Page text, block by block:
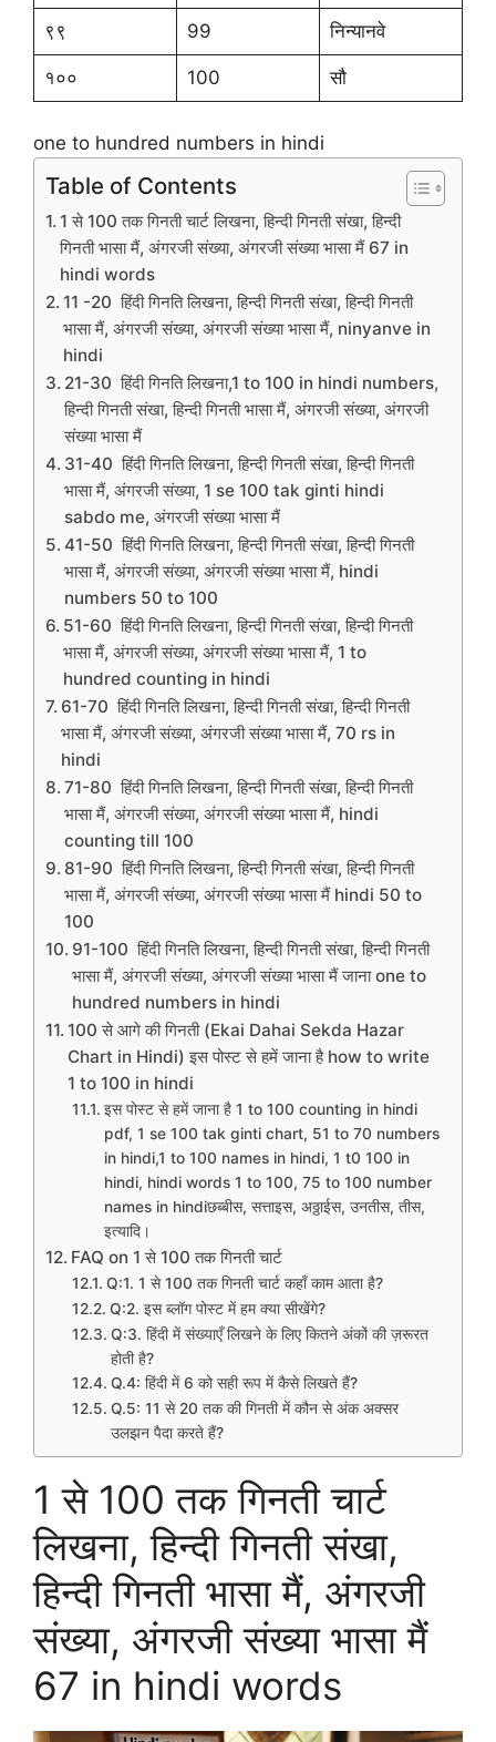
९९ 99 निन्यानवे
१०० 100 सौ
one to hundred numbers in hindi
Table of Contents
1 से 100 तक गिनती चार्ट लिखना, हिन्दी गिनती संखा, हिन्दी
गिनती भासा मैं, अंगरजी संख्या, अंगरजी संख्या भासा मैं 67 in
hindi words
11 -20 हिंदी गिनति लिखना, हिन्दी गिनती संखा, हिन्दी गिनती
भासा मैं, अंगरजी संख्या, अंगरजी संख्या भासा मैं, ninyanve in
hindi
21-30 हिंदी गिनति लिखना,1 to 100 in hindi numbers,
हिन्दी गिनती संखा, हिन्दी गिनती भासा मैं, अंगरजी संख्या, अंगरजी
संख्या भासा मैं
31-40 हिंदी गिनति लिखना, हिन्दी गिनती संखा, हिन्दी गिनती
भासा मैं, अंगरजी संख्या, 1 se 100 tak ginti hindi
sabdo me, अंगरजी संख्या भासा मैं
41-50 हिंदी गिनति लिखना, हिन्दी गिनती संखा, हिन्दी गिनती
भासा मैं, अंगरजी संख्या, अंगरजी संख्या भासा मैं, hindi
numbers 50 to 100
51-60 हिंदी गिनति लिखना, हिन्दी गिनती संखा, हिन्दी गिनती
भासा मैं, अंगरजी संख्या, अंगरजी संख्या भासा मैं, 1 to
hundred counting in hindi
61-70 हिंदी गिनति लिखना, हिन्दी गिनती संखा, हिन्दी गिनती
भासा मैं, अंगरजी संख्या, अंगरजी संख्या भासा मैं, 70 rs in
hindi
71-80 हिंदी गिनति लिखना, हिन्दी गिनती संखा, हिन्दी गिनती
भासा मैं, अंगरजी संख्या, अंगरजी संख्या भासा मैं, hindi
counting till 100
81-90 हिंदी गिनति लिखना, हिन्दी गिनती संखा, हिन्दी गिनती
भासा मैं, अंगरजी संख्या, अंगरजी संख्या भासा मैं hindi 50 to
100
91-100 हिंदी गिनति लिखना, हिन्दी गिनती संखा, हिन्दी गिनती
भासा मैं, अंगरजी संख्या, अंगरजी संख्या भासा मैं जाना one to
hundred numbers in hindi
100 से आगे की गिनती (Ekai Dahai Sekda Hazar
Chart in Hindi) इस पोस्ट से हमें जाना है how to write
1 to 100 in hindi
इस पोस्ट से हमें जाना है 1 to 100 counting in hindi
pdf, 1 se 100 tak ginti chart, 51 to 70 numbers
in hindi,1 to 100 names in hindi, 1 t0 100 in
hindi, hindi words 1 to 100, 75 to 100 number
names in hindiछब्बीस, सत्ताइस, अठ्ठाईस, उनतीस, तीस,
इत्यादि।
FAQ on 1 से 100 तक गिनती चार्ट
Q:1. 1 से 100 तक गिनती चार्ट कहाँ काम आता है?
Q:2. इस ब्लॉग पोस्ट में हम क्या सीखेंगे?
Q:3. हिंदी में संख्याएँ लिखने के लिए कितने अंकों की ज़रूरत
होती है?
Q.4: हिंदी में 6 को सही रूप में कैसे लिखते हैं?
Q.5: 11 से 20 तक की गिनती में कौन से अंक अक्सर
उलझन पैदा करते हैं?
1 से 100 तक गिनती चार्ट
लिखना, हिन्दी गिनती संखा,
हिन्दी गिनती भासा मैं, अंगरजी
संख्या, अंगरजी संख्या भासा मैं
67 in hindi words